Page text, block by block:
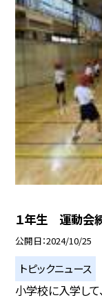
１年生 運動会
公開日 2024/10/25
トピックニュース
小学校に入学し